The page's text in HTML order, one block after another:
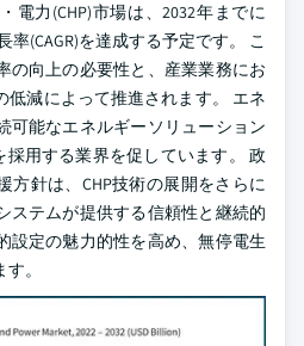
電力(CHP)市場は、2032年までに
(CAGR)を達成する予定です。 こ
の向上の必要性と、産業業務にお
低減によって推進されます。 エネ
可能なエネルギーソリューション
採用する業界を促しています。 政
方針は、CHP技術の展開をさらに
ステムが提供する信頼性と継続的
設定の魅力的性を高め、無停電生
。